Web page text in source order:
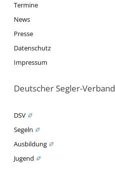
Termine
News
Presse
Datenschutz
Impressum
Deutscher Segler-Verband
DSV
Segeln
Ausbildung
Jugend